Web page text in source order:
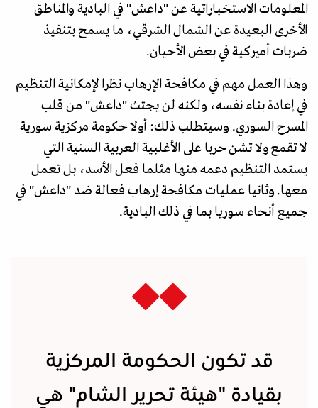
المعلومات الاستخباراتية عن "داعش" في البادية والمناطق
الأخرى البعيدة عن الشمال الشرقي، ما يسمح بتنفيذ
ضربات أميركية في بعض الأحيان.
وهذا العمل مهم في مكافحة الإرهاب نظرا لإمكانية التنظيم
في إعادة بناء نفسه، ولكنه لن يجتث "داعش" من قلب
المسرح السوري. وسيتطلب ذلك: أولا حكومة مركزية سورية
لا تقمع ولا تشن حربا على الأغلبية العربية السنية التي
يستمد التنظيم دعمه منها مثلما فعل الأسد، بل تعمل
معها. وثانيا عمليات مكافحة إرهاب فعالة ضد "داعش" في
جميع أنحاء سوريا بما في ذلك البادية.
قد تكون الحكومة المركزية
بقيادة "هيئة تحرير الشام" هي